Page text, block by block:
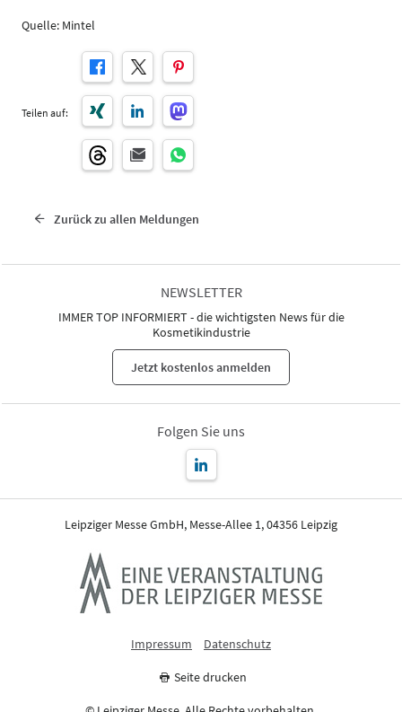
Quelle: Mintel
Teilen auf:
Zurück zu allen Meldungen
NEWSLETTER
IMMER TOP INFORMIERT - die wichtigsten News für die
Kosmetikindustrie
Jetzt kostenlos anmelden
Folgen Sie uns
Leipziger Messe GmbH, Messe-Allee 1, 04356 Leipzig
Impressum Datenschutz
Seite drucken